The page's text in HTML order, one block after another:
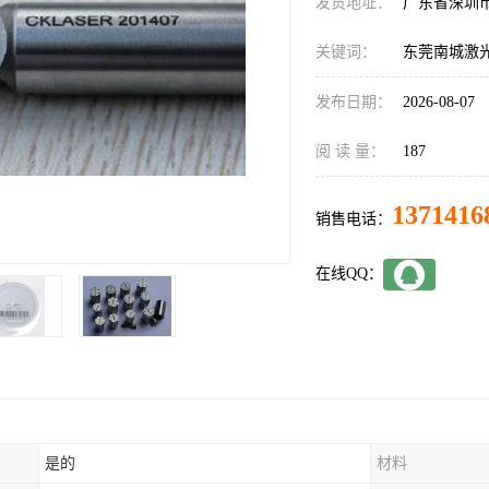
关键词： 东莞南城激
发布日期： 2026-08-07
阅 读 量： 187
销售电话：
在线QQ：
是的 材料